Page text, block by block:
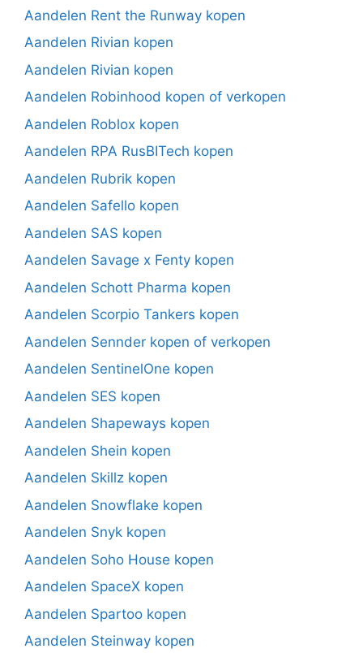
Aandelen Rent the Runway kopen
Aandelen Rivian kopen
Aandelen Rivian kopen
Aandelen Robinhood kopen of verkopen
Aandelen Roblox kopen
Aandelen RPA RusBITech kopen
Aandelen Rubrik kopen
Aandelen Safello kopen
Aandelen SAS kopen
Aandelen Savage x Fenty kopen
Aandelen Schott Pharma kopen
Aandelen Scorpio Tankers kopen
Aandelen Sennder kopen of verkopen
Aandelen SentinelOne kopen
Aandelen SES kopen
Aandelen Shapeways kopen
Aandelen Shein kopen
Aandelen Skillz kopen
Aandelen Snowflake kopen
Aandelen Snyk kopen
Aandelen Soho House kopen
Aandelen SpaceX kopen
Aandelen Spartoo kopen
Aandelen Steinway kopen